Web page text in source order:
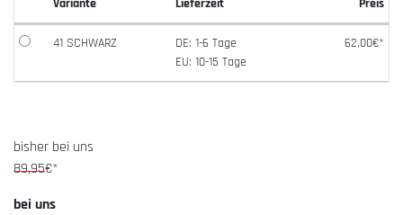
41 SCHWARZ
DE: 1-6 Tage
EU: 10-15 Tage
62,00€*
bisher bei uns
89,95€*
bei uns